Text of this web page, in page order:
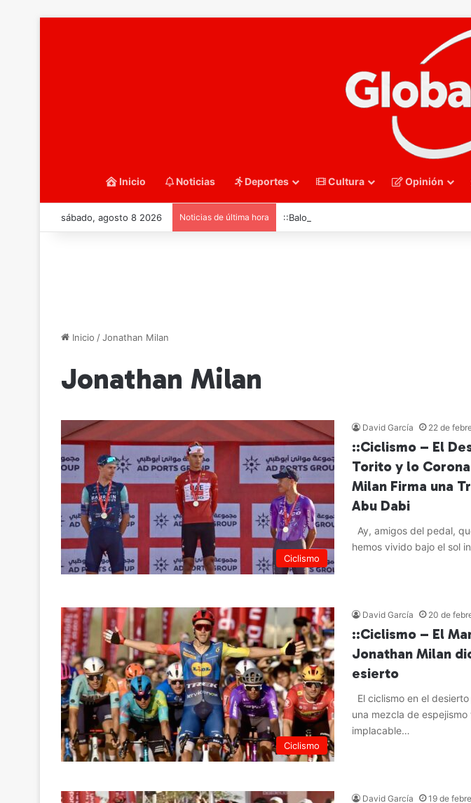
Inicio Noticias Deportes Cultura Opinión
sábado, agosto 8 2026 Noticias de última hora ::Balonmano – Alemania frena el sueño
Inicio /Jonathan Milan
Jonathan Milan
Ciclismo
David García 22 de
::Ciclismo – El
Torito y lo
Milan Firma una
Abu Dabi
Ay, amigos del pedal,
hemos vivido bajo el sol
Ciclismo
David García 20 de
::Ciclismo – El
Jonathan Milan
esierto
El ciclismo en el
una mezcla de
implacable…
David García 19 de